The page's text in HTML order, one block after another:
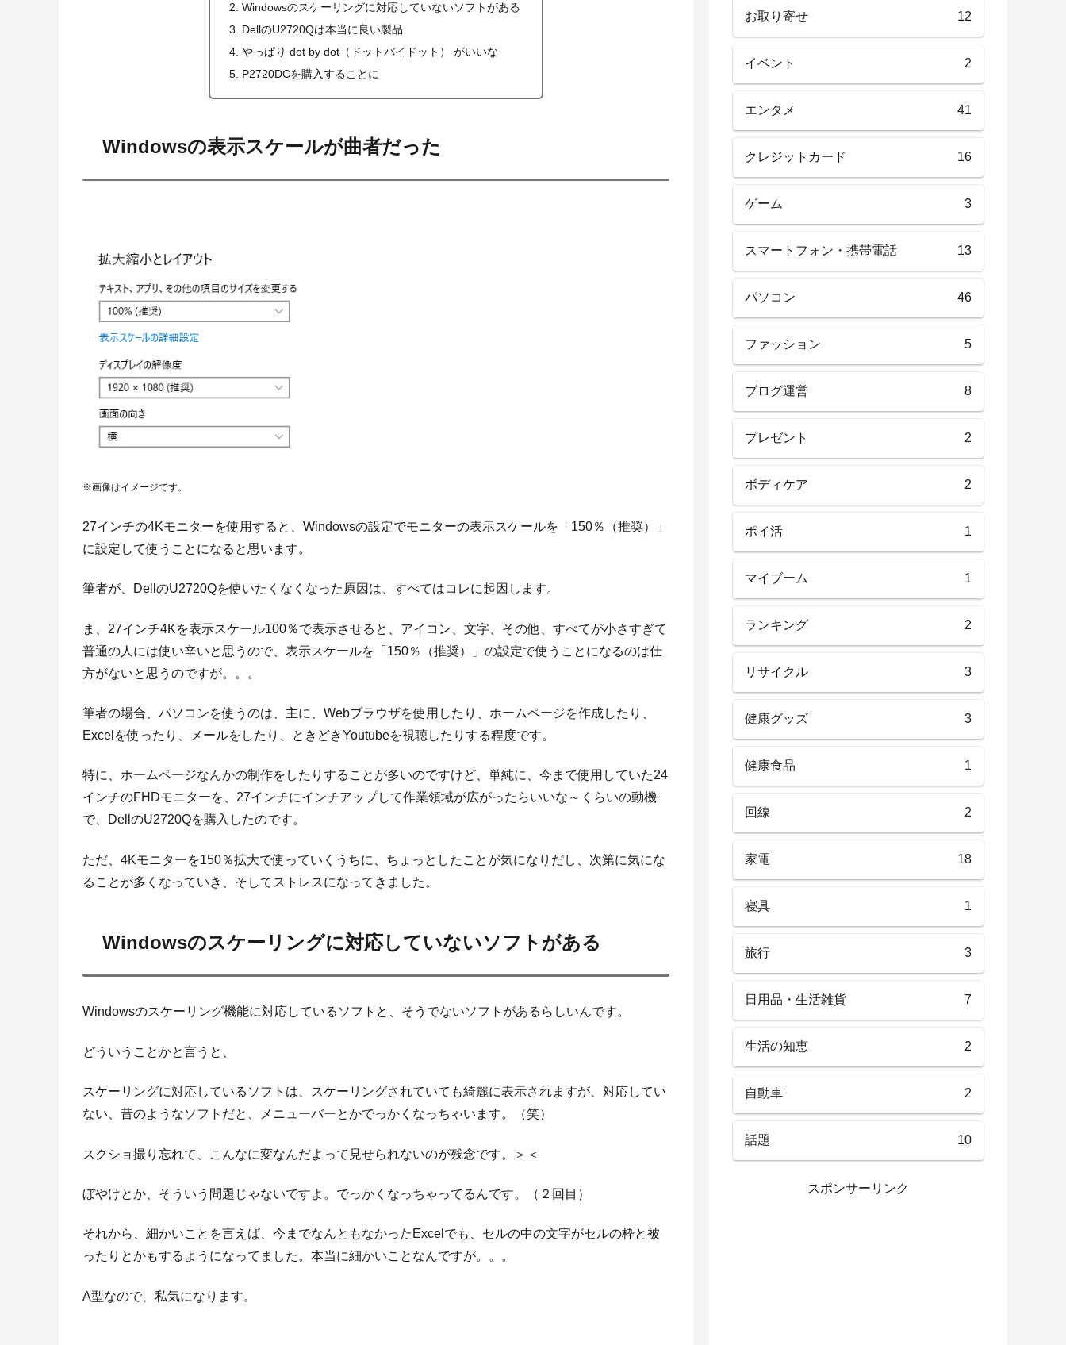
Windowsのスケーリングに対応していないソフトがある
DellのU2720Qは本当に良い製品
やっぱり dot by dot（ドットバイドット） がいいな
P2720DCを購入することに
Windowsの表示スケールが曲者だった
※画像はイメージです。
27インチの4Kモニターを使用すると、Windowsの設定でモニターの表示スケールを「150％（推奨）」
に設定して使うことになると思います。
筆者が、DellのU2720Qを使いたくなくなった原因は、すべてはコレに起因します。
ま、27インチ4Kを表示スケール100％で表示させると、アイコン、文字、その他、すべてが小さすぎて
普通の人には使い辛いと思うので、表示スケールを「150％（推奨）」の設定で使うことになるのは仕
方がないと思うのですが。。。
筆者の場合、パソコンを使うのは、主に、Webブラウザを使用したり、ホームページを作成したり、
Excelを使ったり、メールをしたり、ときどきYoutubeを視聴したりする程度です。
特に、ホームページなんかの制作をしたりすることが多いのですけど、単純に、今まで使用していた24
インチのFHDモニターを、27インチにインチアップして作業領域が広がったらいいな～くらいの動機
で、DellのU2720Qを購入したのです。
ただ、4Kモニターを150％拡大で使っていくうちに、ちょっとしたことが気になりだし、次第に気にな
ることが多くなっていき、そしてストレスになってきました。
Windowsのスケーリングに対応していないソフトがある
Windowsのスケーリング機能に対応しているソフトと、そうでないソフトがあるらしいんです。
どういうことかと言うと、
スケーリングに対応しているソフトは、スケーリングされていても綺麗に表示されますが、対応してい
ない、昔のようなソフトだと、メニューバーとかでっかくなっちゃいます。（笑）
スクショ撮り忘れて、こんなに変なんだよって見せられないのが残念です。＞＜
ぼやけとか、そういう問題じゃないですよ。でっかくなっちゃってるんです。（２回目）
それから、細かいことを言えば、今までなんともなかったExcelでも、セルの中の文字がセルの枠と被
ったりとかもするようになってました。本当に細かいことなんですが。。。
A型なので、私気になります。
お取り寄せ 12
イベント 2
エンタメ 41
クレジットカード 16
ゲーム 3
スマートフォン・携帯電話 13
パソコン 46
ファッション 5
ブログ運営 8
プレゼント 2
ボディケア 2
ポイ活 1
マイブーム 1
ランキング 2
リサイクル 3
健康グッズ 3
健康食品 1
回線 2
家電 18
寝具 1
旅行 3
日用品・生活雑貨 7
生活の知恵 2
自動車 2
話題 10
スポンサーリンク